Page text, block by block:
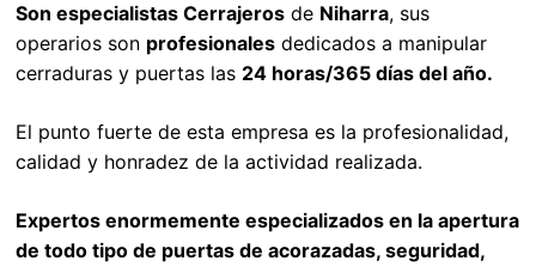
Son especialistas Cerrajeros de Niharra, sus
operarios son profesionales dedicados a manipular
cerraduras y puertas las 24 horas/365 días del año.
El punto fuerte de esta empresa es la profesionalidad,
calidad y honradez de la actividad realizada.
Expertos enormemente especializados en la apertura
de todo tipo de puertas de acorazadas, seguridad,